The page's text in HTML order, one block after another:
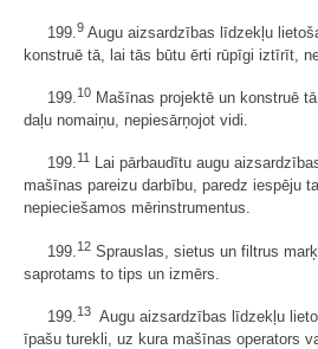
199. 9 Augu aizsardzības līdzekļu
konstruē tā, lai tās būtu ērti rūpīgi iztīrīt,
199. 10 Mašīnas projektē un konstruē
daļu nomaiņu, nepiesārņojot vidi.
199.11
Lai pārbaudītu augu
mašīnas pareizu darbību, paredz iespēju
nepieciešamos mērinstrumentus.
199. 12 Sprauslas, sietus un filtrus
saprotams to tips un izmērs.
199. 13 Augu aizsardzības līdzekļu
īpašu turekli, uz kura mašīnas operators